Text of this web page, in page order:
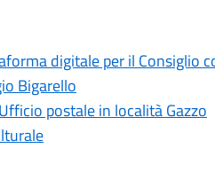
digitale per il Consiglio
Bigarello
postale in località Gazzo